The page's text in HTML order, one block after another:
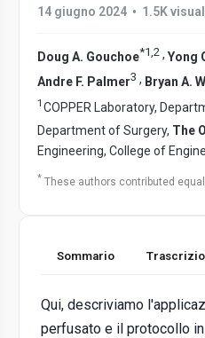
14 giugno 2024 • 1.5K
Doug A. Gouchoe*1,2 , Yong
Andre F. Palmer3 , Bryan A.
1 COPPER Laboratory,
Department of Surgery, The
Engineering, College of
* These authors contributed
Sommario
Qui, descriviamo
perfusato e il protocollo